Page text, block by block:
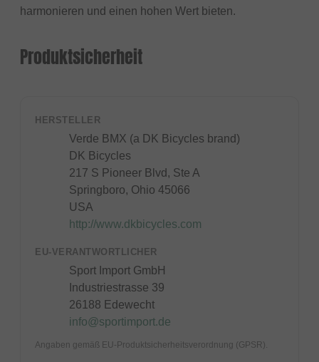
harmonieren und einen hohen Wert bieten.
Produktsicherheit
HERSTELLER
Verde BMX (a DK Bicycles brand)
DK Bicycles
217 S Pioneer Blvd, Ste A
Springboro, Ohio 45066
USA
http://www.dkbicycles.com
EU-VERANTWORTLICHER
Sport Import GmbH
Industriestrasse 39
26188 Edewecht
info@sportimport.de
Angaben gemäß EU-Produktsicherheitsverordnung (GPSR).